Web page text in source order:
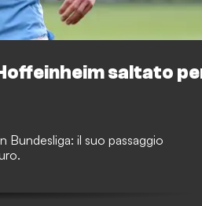
saltato
Bundesliga: il suo passaggio